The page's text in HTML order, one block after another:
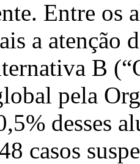
Entre os
a atenção
B
pela
desses
casos